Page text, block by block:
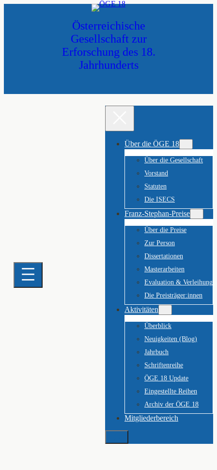
Österreichische
Gesellschaft zur
Erforschung des 18.
Jahrhunderts
Über die ÖGE 18
Über die Gesellschaft
Vorstand
Statuten
Die ISECS
Franz-Stephan-Preise
Über die Preise
Zur Person
Dissertationen
Masterarbeiten
Evaluation & Verleihung
Die Preisträger:innen
Aktivitäten
Überblick
Neuigkeiten (Blog)
Jahrbuch
Schriftenreihe
ÖGE 18 Update
Eingestellte Reihen
Archiv der ÖGE 18
Mitgliederbereich
Suchen